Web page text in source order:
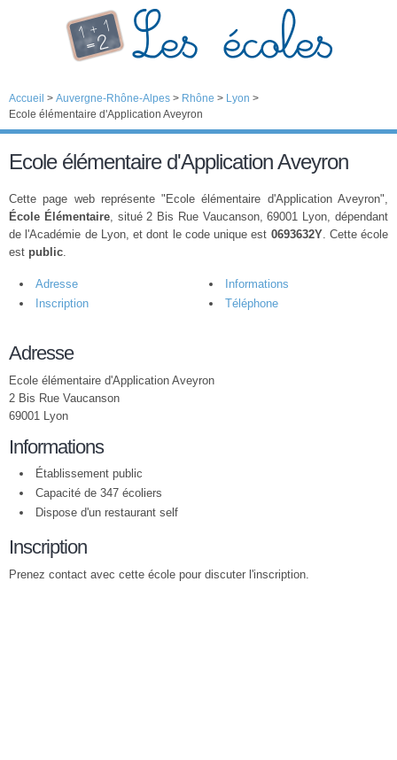
Accueil > Auvergne-Rhône-Alpes > Rhône > Lyon >
Ecole élémentaire d'Application Aveyron
Ecole élémentaire d'Application Aveyron
Cette page web représente "Ecole élémentaire d'Application Aveyron",
École Élémentaire, situé 2 Bis Rue Vaucanson, 69001 Lyon, dépendant
de l'Académie de Lyon, et dont le code unique est 0693632Y. Cette école
est public.
Adresse
Informations
Inscription
Téléphone
Adresse
Ecole élémentaire d'Application Aveyron
2 Bis Rue Vaucanson
69001 Lyon
Informations
Établissement public
Capacité de 347 écoliers
Dispose d'un restaurant self
Inscription
Prenez contact avec cette école pour discuter l'inscription.